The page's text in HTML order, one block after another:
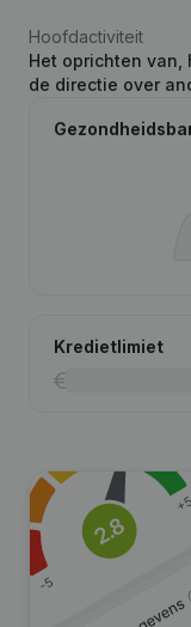
Hoofdactiviteit
Het oprichten van,
de directie over
Kredietlimiet